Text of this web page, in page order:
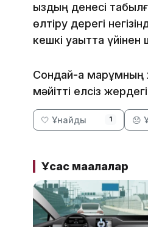
қыздың денесі
өлтіру дерегі
кешкі уақытта
Сондай-ақ марқұмның
мәйітті елсіз
🤍 Ұнайды 1 😞
Ұқсас мақалалар